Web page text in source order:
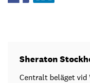
Sheraton
Centralt beläget vid